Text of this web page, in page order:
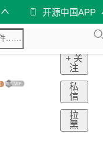
开源中国APP
+ 关
注
私
信
拉
黑